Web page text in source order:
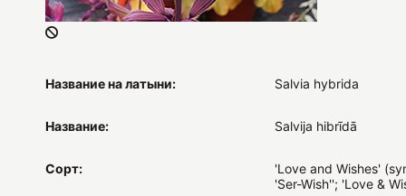
Название на латыни: Salvia hybrida
Название: Salvija hibrīdā
Сорт:
'Love and Wishes'
'Ser-Wish''; 'Love &